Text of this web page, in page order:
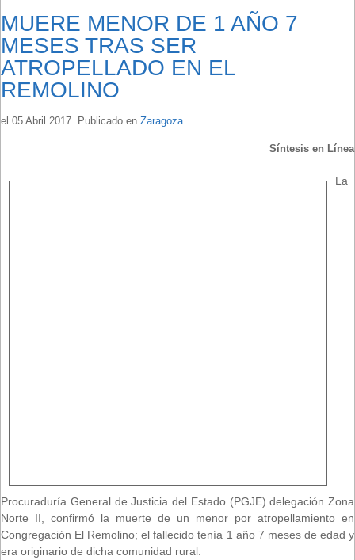
MUERE MENOR DE 1 AÑO 7
MESES TRAS SER
ATROPELLADO EN EL
REMOLINO
el 05 Abril 2017. Publicado en Zaragoza
Síntesis en Línea
La
Procuraduría General de Justicia del Estado (PGJE) delegación Zona
Norte II, confirmó la muerte de un menor por atropellamiento en
Congregación El Remolino; el fallecido tenía 1 año 7 meses de edad y
era originario de dicha comunidad rural.